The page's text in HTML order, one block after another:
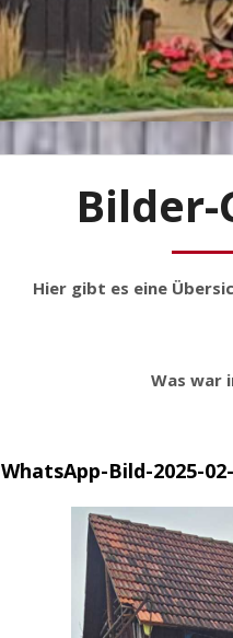
Hier gibt es eine
Was war
WhatsApp-Bild-2025-